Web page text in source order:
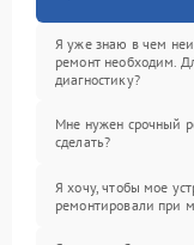
Я уже знаю в чем
ремонт необходим.
диагностику?
Мне нужен срочный
сделать?
Я хочу, чтобы мое
ремонтировали при